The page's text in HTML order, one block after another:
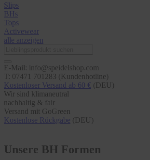
Slips
BHs
Tops
Activewear
alle anzeigen
E-Mail: info@speidelshop.com
T: 07471 701283 (Kundenhotline)
Kostenloser Versand ab 60 € (DEU)
Wir sind klimaneutral
nachhaltig & fair
Versand mit GoGreen
Kostenlose Rückgabe (DEU)
Unsere BH Formen